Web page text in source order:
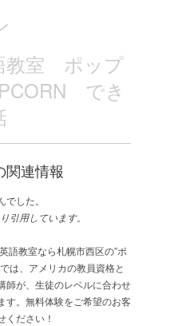
教室 ポップ
でき
関連情報
した。
引用しています。
語教室なら札幌市西区の”ポ
は、アメリカの教員資格と
師が、生徒のレベルに合わせ
す。無料体験をご希望のお客
ください！